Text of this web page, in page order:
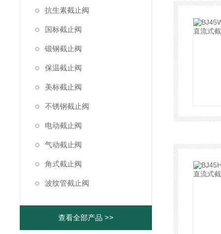
抗生素截止阀
国标截止阀
锻钢截止阀
保温截止阀
美标截止阀
不锈钢截止阀
电动截止阀
气动截止阀
角式截止阀
波纹管截止阀
查看全部产品 >>